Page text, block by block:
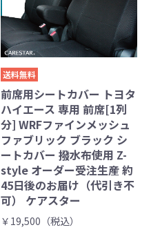
送料無料
前席用シートカバー トヨタ
ハイエース 専用 前席[1列
分] WRFファインメッシュ
ファブリック ブラック シ
ートカバー 撥水布使用 Z-
style オーダー受注生産 約
45日後のお届け（代引き不
可） ケアスター
￥19,500（税込）